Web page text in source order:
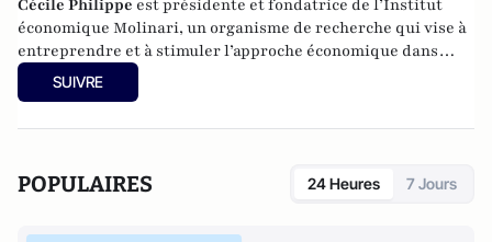
Cécile Philippe est présidente et fondatrice de l’Institut
économique Molinari, un organisme de recherche qui vise à
entreprendre et à stimuler l’approche économique dans
l’analyse des politiques publiques.
SUIVRE
POPULAIRES 24 Heures 7 Jours